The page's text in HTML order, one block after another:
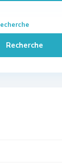
Recherche